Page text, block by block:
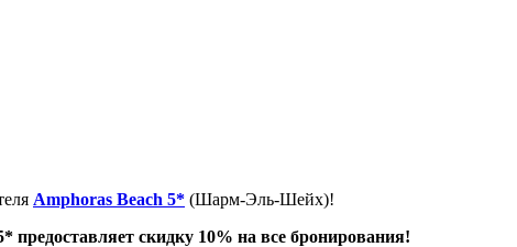
Amphoras Beach 5* (Шарм-Эль-Шейх)!
скидку 10% на все бронирования!